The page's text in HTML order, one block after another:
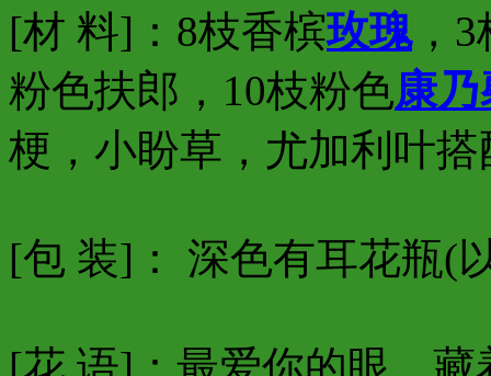
[材 料]：8枝香槟玫瑰，3
粉色扶郎，10枝粉色康乃
梗，小盼草，尤加利叶搭
[包 装]： 深色有耳花瓶(
[花 语]：最爱你的眼，